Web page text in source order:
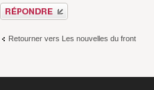
Répondre
Retourner vers Les nouvelles du front